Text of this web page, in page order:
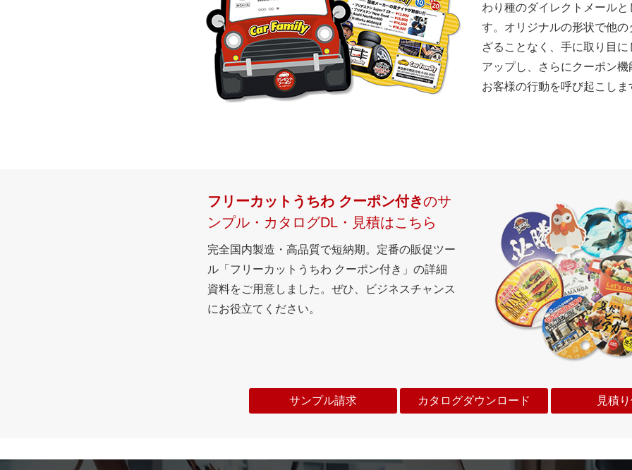
わり種のダイレクトメール
す。オリジナルの形状で他
ざることなく、手に取り目
アップし、さらにクーポン
お客様の行動を呼び起こしま
フリーカットうちわ クーポン付きのサ
ンプル・カタログDL・見積はこちら
完全国内製造・高品質で短納期。定番の販促ツー
ル「フリーカットうちわ クーポン付き」の詳細
資料をご用意しました。ぜひ、ビジネスチャンス
にお役立てください。
サンプル請求 カタログダウンロード 見積